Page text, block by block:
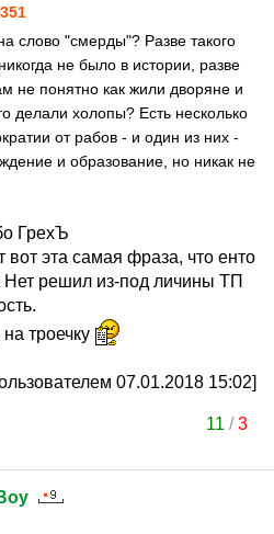
слово "смерды"? Разве такого
не было в истории, разве
не понятно как жили дворяне и
делали холопы? Есть несколько
от рабов - и один из них -
и образование, но никак не
ГрехЪ
вот эта самая фраза, что енто
Нет решил из-под личины ТП
троечку
07.01.2018 15:02]
11 /3